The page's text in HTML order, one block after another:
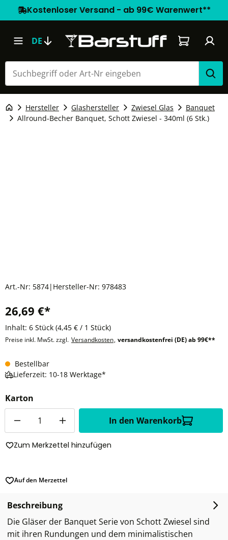
Kostenloser Versand - ab 99€ Warenwert**
DE Warenkorb
Hersteller Glashersteller Zwiesel Glas
Banquet
Allround-Becher Banquet, Schott Zwiesel - 340ml (6 Stk.)
Art.-Nr: 5874| Hersteller-Nr: 978483
26,69 €*
Inhalt: 6 Stück (4,45 € / 1 Stück)
Preise inkl. MwSt. zzgl. Versandkosten, versandkostenfrei (DE) ab 99€**
Bestellbar
Lieferzeit: 10-18 Werktage*
Karton
In den Warenkorb
Zum Merkzettel hinzufügen
Auf den Merzettel
Beschreibung
Die Gläser der Banquet Serie von Schott Zwiesel sind
mit ihren Rundungen und dem minimalistischen